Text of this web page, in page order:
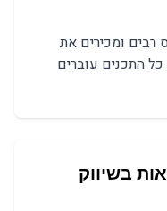
רבים ומכירים את
התכנים עוברים
בשיווק